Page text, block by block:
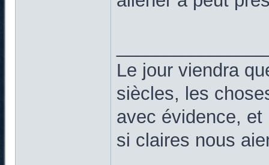
Le jour viendra
siècles, les
avec évidence,
si claires nous